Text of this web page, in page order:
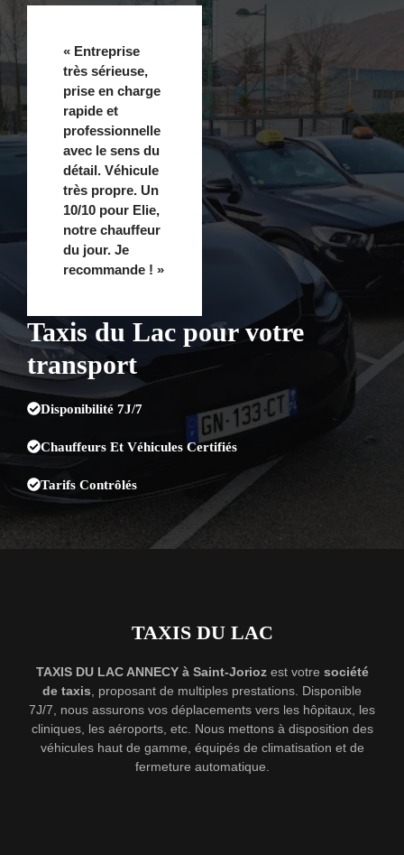
Taxis du Lac pour votre
transport
Disponibilité 7J/7
Chauffeurs Et Véhicules Certifiés
Tarifs Contrôlés
« Entreprise
très sérieuse,
prise en charge
rapide et
professionnelle
avec le sens du
détail. Véhicule
très propre. Un
10/10 pour Elie,
notre chauffeur
du jour. Je
recommande ! »
TAXIS DU LAC
TAXIS DU LAC ANNECY à Saint-Joriozest votre société
de taxis , proposant de multiples prestations. Disponible
7J/7, nous assurons vos déplacements vers les hôpitaux, les
cliniques, les aéroports, etc. Nous mettons à disposition des
véhicules haut de gamme, équipés de climatisation et de
fermeture automatique.